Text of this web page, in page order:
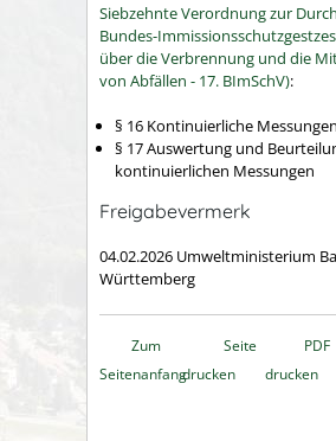
Siebzehnte Verordnung zur
Bundes-
über die Verbrennung und die
von Abfällen - 17. BImSchV):
§ 16 Kontinuierliche Messungen
§ 17 Auswertung und
kontinuierlichen Messungen
Freigabevermerk
04.02.2026 Umweltministerium
Württemberg
Zum
Seitenanfang
Seite
drucken
PDF
drucken